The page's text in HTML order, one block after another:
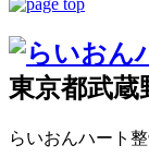
東京都武蔵
らいおんハート